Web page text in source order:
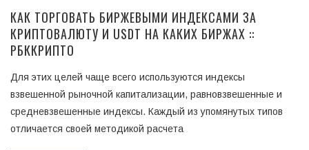
КАК ТОРГОВАТЬ БИРЖЕВЫМИ ИНДЕКСАМИ ЗА
КРИПТОВАЛЮТУ И USDT НА КАКИХ БИРЖАХ ::
РБККРИПТО
Для этих целей чаще всего используются индексы
взвешенной рыночной капитализации, равновзвешенные и
средневзвешенные индексы. Каждый из упомянутых типов
отличается своей методикой расчета